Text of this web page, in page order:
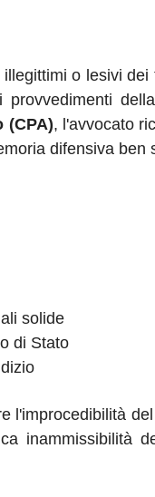
o lesivi dei
(CPA), l'avvocato
difensiva ben
solide
di Stato
l'improcedibilità del
inammissibilità